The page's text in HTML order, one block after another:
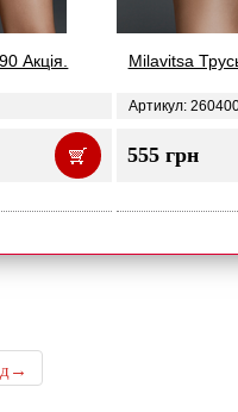
Акція. Milavitsa
Артикул:
555 грн